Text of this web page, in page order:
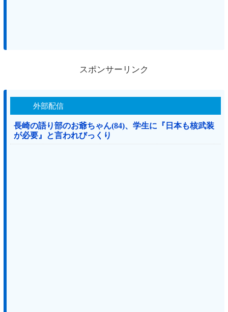
スポンサーリンク
外部配信
長崎の語り部のお爺ちゃん(84)、学生に『日本も核武装
が必要』と言われびっくり